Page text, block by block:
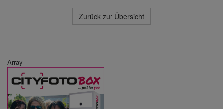
Zurück zur Übersicht
Array